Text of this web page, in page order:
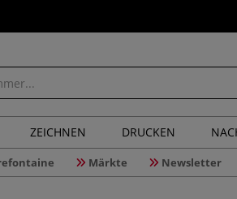
ZEICHNEN DRUCKEN
Märkte Newsletter